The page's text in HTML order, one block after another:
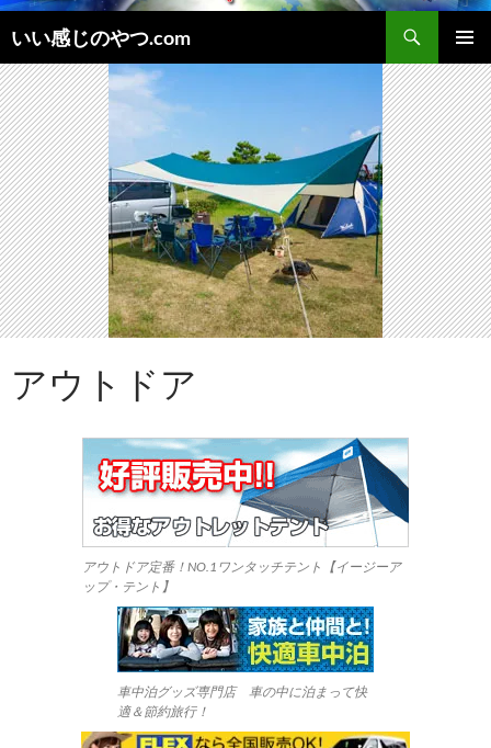
いい感じのやつ.com
索
メインメ
ニュー
ン
テ
ン
ツ
へ
ス
キ
ッ
プ
アウトドア
アウトドア定番！NO.1ワンタッチテント【イージーア
ップ・テント】
車中泊グッズ専門店 車の中に泊まって快
適＆節約旅行！